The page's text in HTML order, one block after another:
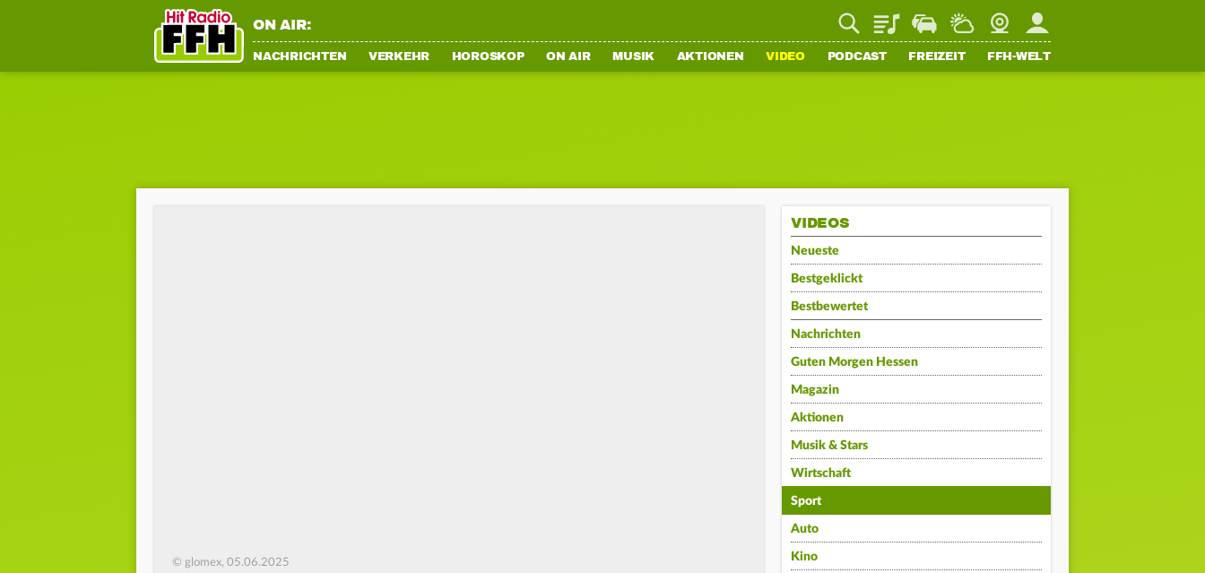
ON AIR: PlaylistStaupilotWetterWebcamMein FFH
NACHRICHTEN VERKEHR HOROSKOP ON AIR MUSIK AKTIONEN VIDEO PODCAST FREIZEIT FFH-WELT
© glomex, 05.06.2025
VIDEOS
Neueste
Bestgeklickt
Bestbewertet
Nachrichten
Guten Morgen Hessen
Magazin
Aktionen
Musik & Stars
Wirtschaft
Sport
Auto
Kino